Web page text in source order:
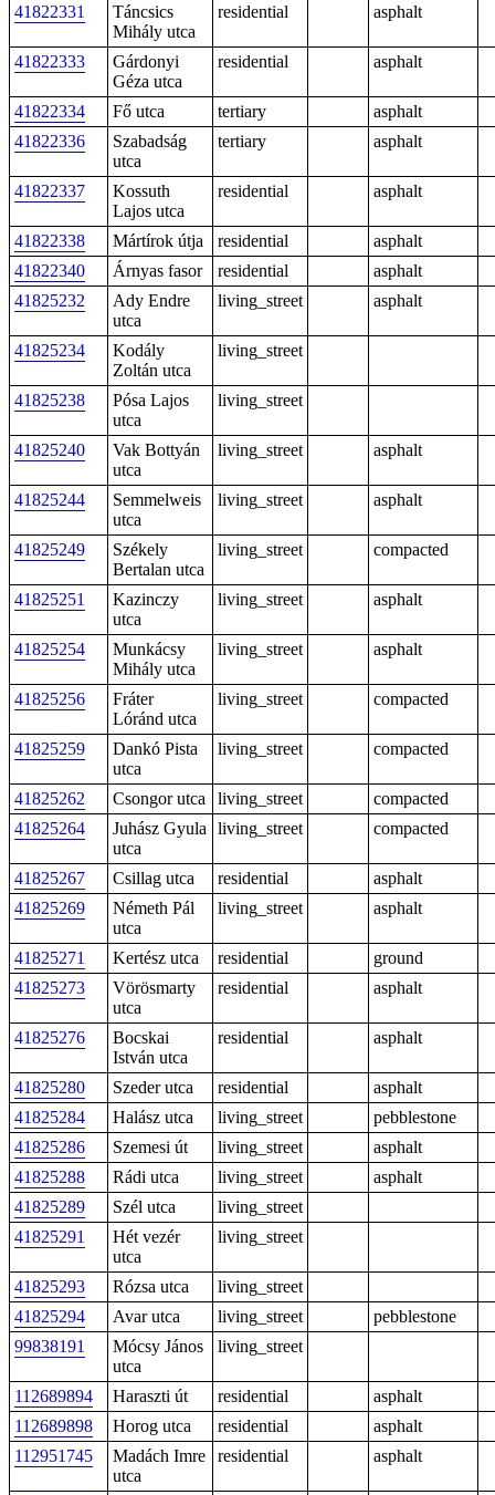
41822331
Táncsics
Mihály utca
residential asphalt
41822333
Gárdonyi
Géza utca
residential asphalt
41822334 Fő utca tertiary
asphalt
41822336
Szabadság
utca
tertiary asphalt
41822337
Kossuth
Lajos utca
residential asphalt
41822338 Mártírok útja residential
asphalt
41822340
Árnyas fasor residential
asphalt
41825232
Ady Endre
utca
living_street asphalt
41825234
Kodály
Zoltán utca
living_street
41825238
Pósa Lajos
utca
living_street
41825240
Vak Bottyán
utca
living_street asphalt
41825244
Semmelweis
utca
living_street asphalt
41825249
Székely
Bertalan utca
living_street compacted
41825251
Kazinczy
utca
living_street asphalt
41825254
Munkácsy
Mihály utca
living_street asphalt
41825256
Fráter
Lóránd utca
living_street compacted
41825259
Dankó Pista
utca
living_street compacted
41825262 Csongor utca living_street
compacted
41825264
Juhász Gyula
utca
living_street compacted
41825267 Csillag utca residential
asphalt
41825269
Németh Pál
utca
living_street asphalt
41825271 Kertész utca residential
ground
41825273
Vörösmarty
utca
residential asphalt
41825276
Bocskai
István utca
residential asphalt
41825280 Szeder utca residential
asphalt
41825284
Halász utca living_street
pebblestone
41825286
Szemesi út living_street
asphalt
41825288
Rádi utca living_street
asphalt
41825289
Szél utca
living_street
41825291
Hét vezér
utca
living_street
41825293 Rózsa utca
living_street
41825294
Avar utca living_street
pebblestone
99838191
Mócsy János
utca
living_street
112689894 Haraszti út residential
asphalt
112689898
Horog utca residential
asphalt
112951745
Madách Imre
utca
residential asphalt